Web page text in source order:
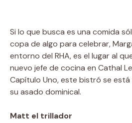
Si lo que busca es una comida
copa de algo para celebrar,
entorno del RHA, es el lugar al
nuevo jefe de cocina en Cathal
Capítulo Uno, este bistró se
su asado dominical.
Matt el trillador